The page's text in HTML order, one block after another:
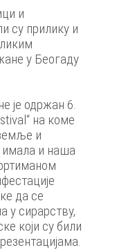
и
су прилику и
у Беогаду
је одржан 6.
на коме
и
имала и наша
да се
у сирарству,
који су били